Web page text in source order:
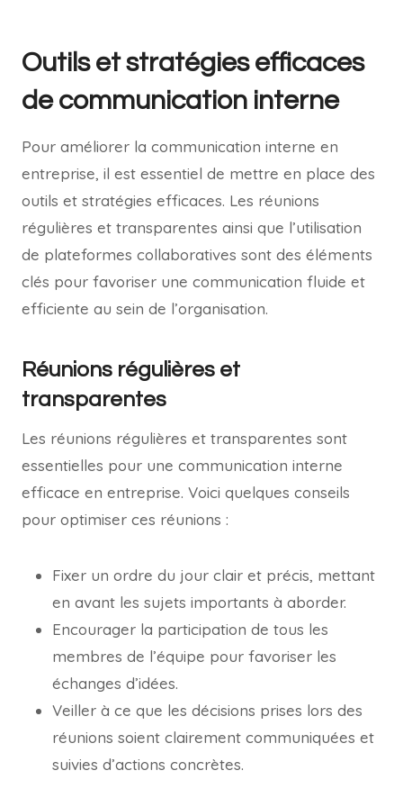
Outils et stratégies efficaces
de communication interne
Pour améliorer la communication interne en
entreprise, il est essentiel de mettre en place des
outils et stratégies efficaces. Les réunions
régulières et transparentes ainsi que l’utilisation
de plateformes collaboratives sont des éléments
clés pour favoriser une communication fluide et
efficiente au sein de l’organisation.
Réunions régulières et
transparentes
Les réunions régulières et transparentes sont
essentielles pour une communication interne
efficace en entreprise. Voici quelques conseils
pour optimiser ces réunions :
Fixer un ordre du jour clair et précis, mettant
en avant les sujets importants à aborder.
Encourager la participation de tous les
membres de l’équipe pour favoriser les
échanges d’idées.
Veiller à ce que les décisions prises lors des
réunions soient clairement communiquées et
suivies d’actions concrètes.